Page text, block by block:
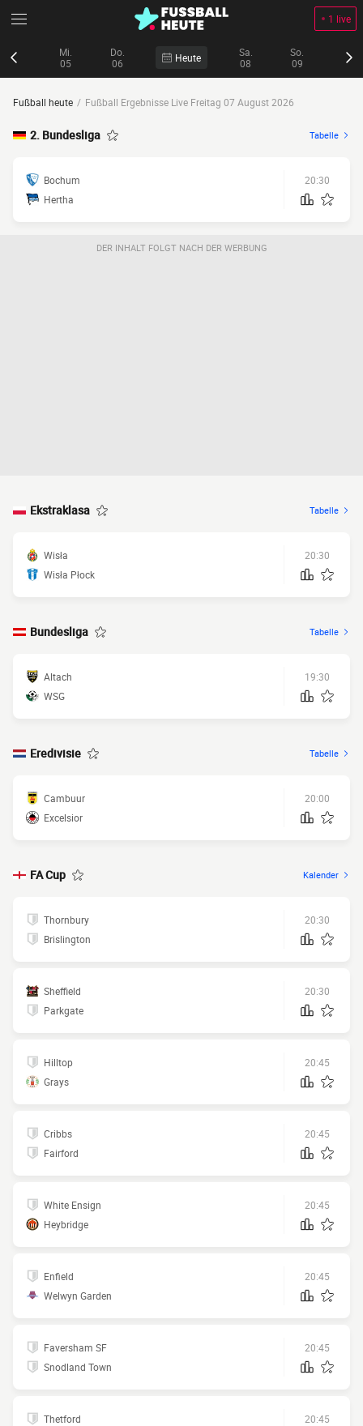
1 live
Mi.
05
Do.
06
Heute
Sa.
08
So.
09
Fußball heute Fußball Ergebnisse Live Freitag 07 August 2026
2. Bundesliga Tabelle
Bochum
Hertha
20:30
DER INHALT FOLGT NACH DER WERBUNG
Ekstraklasa Tabelle
Wisła
Wisła Płock
20:30
Bundesliga Tabelle
Altach
WSG
19:30
Eredivisie Tabelle
Cambuur
Excelsior
20:00
FA Cup Kalender
Thornbury
Brislington
20:30
Sheffield
Parkgate
20:30
Hilltop
Grays
20:45
Cribbs
Fairford
20:45
White Ensign
Heybridge
20:45
Enfield
Welwyn Garden
20:45
Faversham SF
Snodland Town
20:45
Thetford
20:45